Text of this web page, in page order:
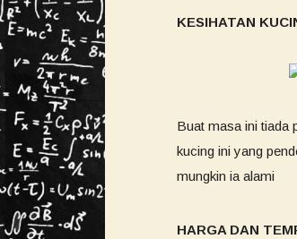
KESIHATAN
Buat masa ini tiada
kucing ini yang
mungkin ia alami
HARGA DAN